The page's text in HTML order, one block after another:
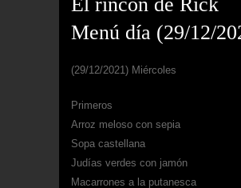
Menú día (29/12/
(29/12/2021) Miércoles
Primeros
Arroz meloso con sepia
Sopa castellana
Judías verdes con jamón
Macarrones a la putanesca